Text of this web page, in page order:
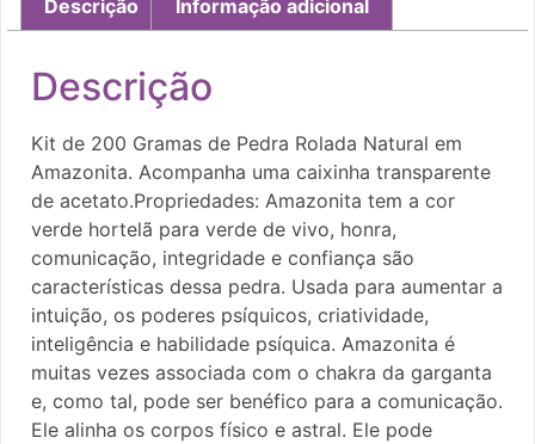
Descrição Informação adicional
Descrição
Kit de 200 Gramas de Pedra Rolada Natural em
Amazonita. Acompanha uma caixinha transparente
de acetato.Propriedades: Amazonita tem a cor
verde hortelã para verde de vivo, honra,
comunicação, integridade e confiança são
características dessa pedra. Usada para aumentar a
intuição, os poderes psíquicos, criatividade,
inteligência e habilidade psíquica. Amazonita é
muitas vezes associada com o chakra da garganta
e, como tal, pode ser benéfico para a comunicação.
Ele alinha os corpos físico e astral. Ele pode